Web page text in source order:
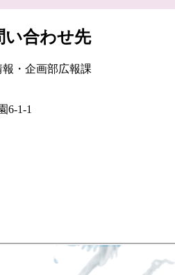
い合わせ先
・企画部広報課
6-1-1